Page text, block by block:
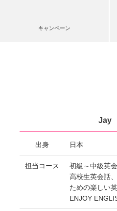
キャンペーン
Jay
出身 日本
担当コース
初級～中級英
高校生英会話
ための楽しい
ENJOY